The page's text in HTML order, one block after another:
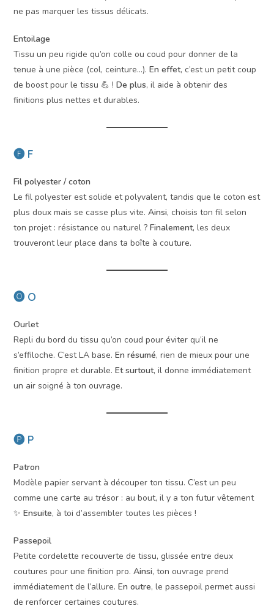
ne pas marquer les tissus délicats.
Entoilage
Tissu un peu rigide qu’on colle ou coud pour donner de la
tenue à une pièce (col, ceinture…).En effet, c’est un petit coup
de boost pour le tissu 💪 !De plus, il aide à obtenir des
finitions plus nettes et durables.
🅕 F
Fil polyester / coton
Le fil polyester est solide et polyvalent, tandis que le coton est
plus doux mais se casse plus vite.Ainsi, choisis ton fil selon
ton projet : résistance ou naturel ?Finalement, les deux
trouveront leur place dans ta boîte à couture.
🅞 O
Ourlet
Repli du bord du tissu qu’on coud pour éviter qu’il ne
s’effiloche. C’est LA base.En résumé, rien de mieux pour une
finition propre et durable.Et surtout, il donne immédiatement
un air soigné à ton ouvrage.
🅟 P
Patron
Modèle papier servant à découper ton tissu. C’est un peu
comme une carte au trésor : au bout, il y a ton futur vêtement
✨Ensuite, à toi d’assembler toutes les pièces !
Passepoil
Petite cordelette recouverte de tissu, glissée entre deux
coutures pour une finition pro.Ainsi, ton ouvrage prend
immédiatement de l’allure.En outre, le passepoil permet aussi
de renforcer certaines coutures.